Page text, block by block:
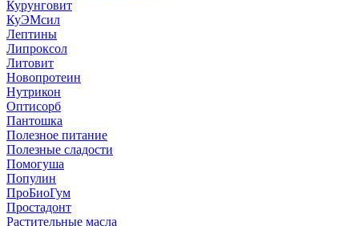
Курунговит
КуЭМсил
Лептины
Липроксол
Литовит
Новопротеин
Нутрикон
Оптисорб
Пантошка
Полезное питание
Полезные сладости
Помогуша
Популин
ПроБиоГум
Простадонт
Растительные масла